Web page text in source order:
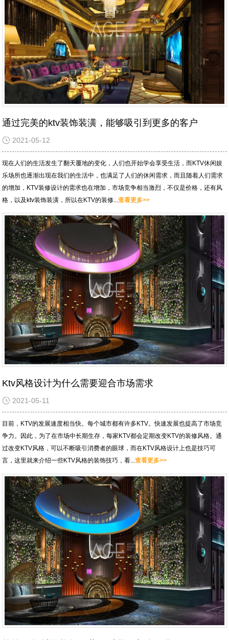
通过完美的ktv装饰装潢，能够吸引到更多的客户
2021-05-12
现在人们的生活发生了翻天覆地的变化，人们也开始学会享受生活，而KTV休闲娱
乐场所也逐渐出现在我们的生活中，也满足了人们的休闲需求，而且随着人们需求
的增加，KTV装修设计的需求也在增加，市场竞争相当激烈，不仅是价格，还有风
格，以及ktv装饰装潢，所以在KTV的装修...查看更多>>
Ktv风格设计为什么需要迎合市场需求
2021-05-11
目前，KTV的发展速度相当快。每个城市都有许多KTV。快速发展也提高了市场竞
争力。因此，为了在市场中长期生存，每家KTV都会定期改变KTV的装修风格。通
过改变KTV风格，可以不断吸引消费者的眼球，而在KTV风格设计上也是技巧可
言，这里就来介绍一些KTV风格的装饰技巧，看...查看更多>>